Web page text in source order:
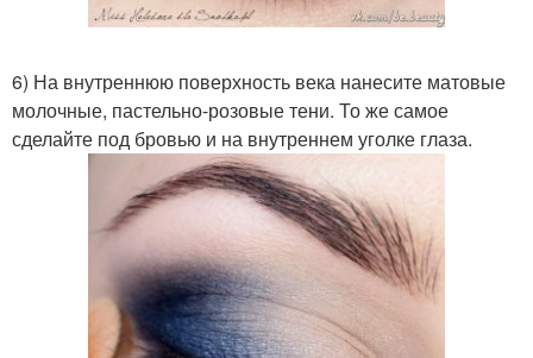
6) На внутреннюю поверхность века нанесите матовые
молочные, пастельно-розовые тени. То же самое
сделайте под бровью и на внутреннем уголке глаза.